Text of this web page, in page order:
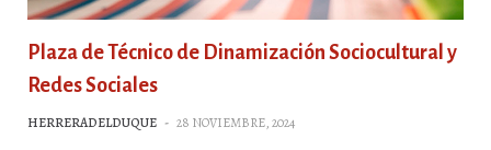
Plaza de Técnico de Dinamización Sociocultural y
Redes Sociales
HERRERADELDUQUE - 28 NOVIEMBRE, 2024